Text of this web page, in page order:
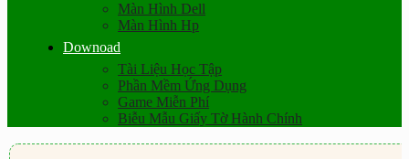
Màn Hình Dell
Màn Hình Hp
Downoad
Tài Liệu Học Tập
Phần Mềm Ứng Dụng
Game Miễn Phí
Biễu Mẫu Giấy Tờ Hành Chính